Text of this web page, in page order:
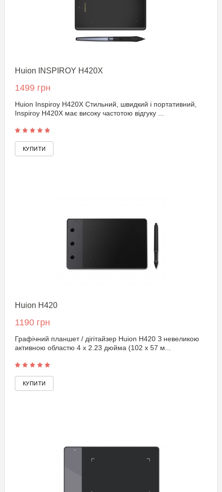
Huion INSPIROY H420X
1499 грн
Huion Inspiroy H420X Стильний, швидкий і портативний,
Inspiroy H420X має високу частотою відгуку ...
Huion H420
1190 грн
Графічний планшет / дігітайзер Huion H420 З невеликою
активною областю 4 x 2.23 дюйма (102 x 57 м...